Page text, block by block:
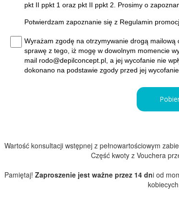
pkt II ppkt 1 oraz pkt II ppkt 2. Prosimy o
Potwierdzam zapoznanie się z Regulamin
Wyrażam zgodę na otrzymywanie drogą
sprawę z tego, iż mogę w dowolnym momencie
mail rodo@depilconcept.pl, a jej wycofanie nie
dokonano na podstawie zgody przed jej
Wartość konsultacji wstępnej z pełnowartościowym
Część kwoty z Vouchera
Pamiętaj! Zaproszenie jest ważne przez 14 dni od